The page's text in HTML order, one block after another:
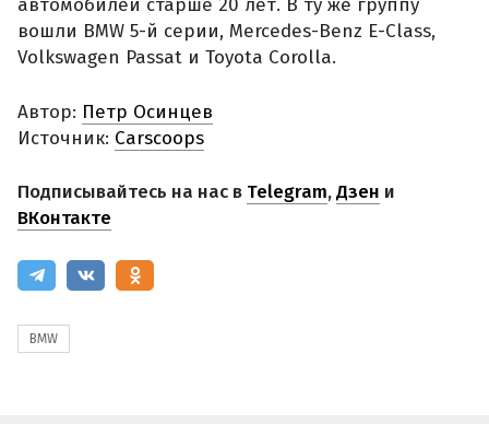
автомобилей старше 20 лет. В ту же группу
вошли BMW 5-й серии, Mercedes-Benz E-Class,
Volkswagen Passat и Toyota Corolla.
Автор: Петр Осинцев
Источник: Carscoops
Подписывайтесь на нас в Telegram,Дзен и
ВКонтакте
BMW